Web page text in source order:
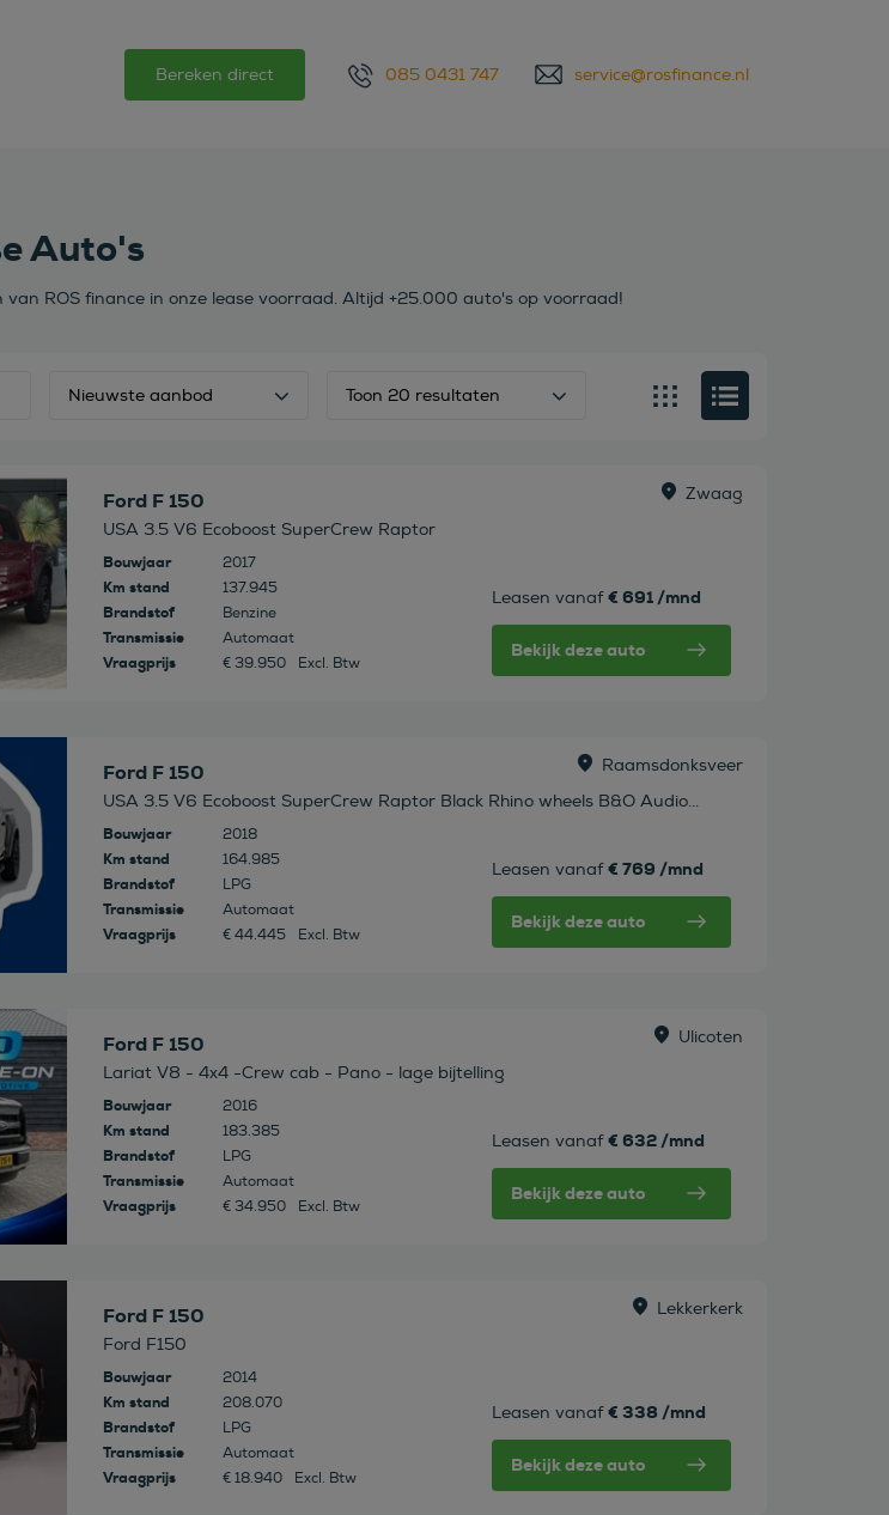
Bereken direct 085 0431 747 service@rosfinance.nl
Auto's
van ROS finance in onze lease voorraad. Altijd +25.000 auto's op voorraad!
Nieuwste aanbod Toon 20 resultaten
Zwaag
Ford F 150
USA 3.5 V6 Ecoboost SuperCrew Raptor
Bouwjaar 2017
Km stand 137.945
Brandstof Benzine
Transmissie Automaat
Vraagprijs € 39.950 Excl. Btw
Leasen vanaf € 691 /mnd
Bekijk deze auto
Raamsdonksveer
Ford F 150
USA 3.5 V6 Ecoboost SuperCrew Raptor Black Rhino wheels B&O Audio...
Bouwjaar 2018
Km stand 164.985
Brandstof LPG
Transmissie Automaat
Vraagprijs € 44.445 Excl. Btw
Leasen vanaf € 769 /mnd
Bekijk deze auto
Ulicoten
Ford F 150
Lariat V8 - 4x4 -Crew cab - Pano - lage bijtelling
Bouwjaar 2016
Km stand 183.385
Brandstof LPG
Transmissie Automaat
Vraagprijs € 34.950 Excl. Btw
Leasen vanaf € 632 /mnd
Bekijk deze auto
Lekkerkerk
Ford F 150
Ford F150
Bouwjaar 2014
Km stand 208.070
Brandstof LPG
Transmissie Automaat
Vraagprijs € 18.940 Excl. Btw
Leasen vanaf € 338 /mnd
Bekijk deze auto